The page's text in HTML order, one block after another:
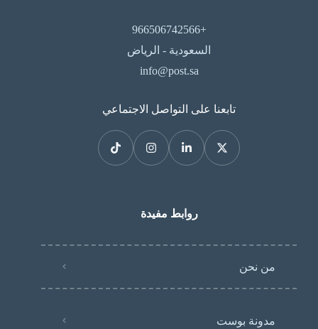
+966506742566
السعودية - الرياض
info@post.sa
تابعنا على التواصل الاجتماعي
روابط مفيدة
من نحن
مدونة بوست